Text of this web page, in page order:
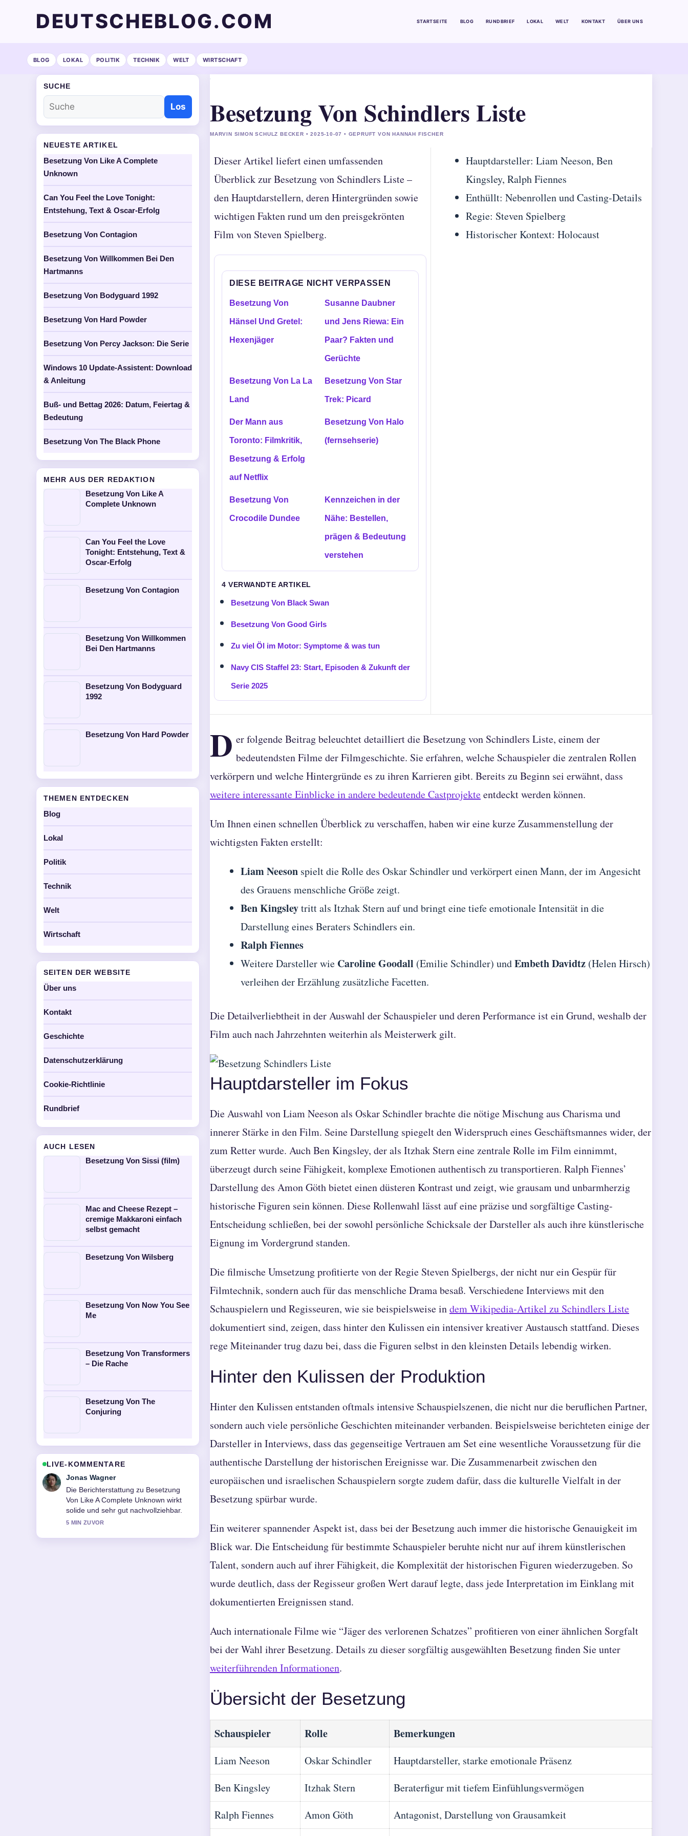
DEUTSCHEBLOG.COM STARTSEITE BLOG RUNDBRIEF LOKAL WELT KONTAKT ÜBER UNS
BLOG LOKAL POLITIK TECHNIK WELT WIRTSCHAFT
Besetzung Von Schindlers Liste
MARVIN SIMON SCHULZ BECKER • 2025-10-07 • GEPRUFT VON HANNAH FISCHER
Dieser Artikel liefert einen umfassenden
Überblick zur Besetzung von Schindlers Liste –
den Hauptdarstellern, deren Hintergründen sowie
wichtigen Fakten rund um den preisgekrönten
Film von Steven Spielberg.
DIESE BEITRAGE NICHT VERPASSEN
Besetzung Von
Hänsel Und Gretel:
Hexenjäger
Susanne Daubner
und Jens Riewa: Ein
Paar? Fakten und
Gerüchte
Besetzung Von La La
Land
Besetzung Von Star
Trek: Picard
Der Mann aus
Toronto: Filmkritik,
Besetzung & Erfolg
auf Netflix
Besetzung Von Halo
(fernsehserie)
Besetzung Von
Crocodile Dundee
Kennzeichen in der
Nähe: Bestellen,
prägen & Bedeutung
verstehen
4 VERWANDTE ARTIKEL
Besetzung Von Black Swan
Besetzung Von Good Girls
Zu viel Öl im Motor: Symptome & was tun
Navy CIS Staffel 23: Start, Episoden & Zukunft der
Serie 2025
Hauptdarsteller: Liam Neeson, Ben
Kingsley, Ralph Fiennes
Enthüllt: Nebenrollen und Casting-Details
Regie: Steven Spielberg
Historischer Kontext: Holocaust
D er folgende Beitrag beleuchtet detailliert die Besetzung von Schindlers Liste, einem der
bedeutendsten Filme der Filmgeschichte. Sie erfahren, welche Schauspieler die zentralen Rollen
verkörpern und welche Hintergründe es zu ihren Karrieren gibt. Bereits zu Beginn sei erwähnt, dass
weitere interessante Einblicke in andere bedeutende Castprojekteentdeckt werden können.
Um Ihnen einen schnellen Überblick zu verschaffen, haben wir eine kurze Zusammenstellung der
wichtigsten Fakten erstellt:
Liam Neeson spielt die Rolle des Oskar Schindler und verkörpert einen Mann, der im Angesicht
des Grauens menschliche Größe zeigt.
Ben Kingsleytritt als Itzhak Stern auf und bringt eine tiefe emotionale Intensität in die
Darstellung eines Beraters Schindlers ein.
Ralph Fiennes
Weitere Darsteller wie Caroline Goodall (Emilie Schindler) undEmbeth Davidtz (Helen Hirsch)
verleihen der Erzählung zusätzliche Facetten.
Die Detailverliebtheit in der Auswahl der Schauspieler und deren Performance ist ein Grund, weshalb der
Film auch nach Jahrzehnten weiterhin als Meisterwerk gilt.
Hauptdarsteller im Fokus
Die Auswahl von Liam Neeson als Oskar Schindler brachte die nötige Mischung aus Charisma und
innerer Stärke in den Film. Seine Darstellung spiegelt den Widerspruch eines Geschäftsmannes wider, der
zum Retter wurde. Auch Ben Kingsley, der als Itzhak Stern eine zentrale Rolle im Film einnimmt,
überzeugt durch seine Fähigkeit, komplexe Emotionen authentisch zu transportieren. Ralph Fiennes’
Darstellung des Amon Göth bietet einen düsteren Kontrast und zeigt, wie grausam und unbarmherzig
historische Figuren sein können. Diese Rollenwahl lässt auf eine präzise und sorgfältige Casting-
Entscheidung schließen, bei der sowohl persönliche Schicksale der Darsteller als auch ihre künstlerische
Eignung im Vordergrund standen.
Die filmische Umsetzung profitierte von der Regie Steven Spielbergs, der nicht nur ein Gespür für
Filmtechnik, sondern auch für das menschliche Drama besaß. Verschiedene Interviews mit den
Schauspielern und Regisseuren, wie sie beispielsweise indem Wikipedia-Artikel zu Schindlers Liste
dokumentiert sind, zeigen, dass hinter den Kulissen ein intensiver kreativer Austausch stattfand. Dieses
rege Miteinander trug dazu bei, dass die Figuren selbst in den kleinsten Details lebendig wirken.
Hinter den Kulissen der Produktion
Hinter den Kulissen entstanden oftmals intensive Schauspielszenen, die nicht nur die beruflichen Partner,
sondern auch viele persönliche Geschichten miteinander verbanden. Beispielsweise berichteten einige der
Darsteller in Interviews, dass das gegenseitige Vertrauen am Set eine wesentliche Voraussetzung für die
authentische Darstellung der historischen Ereignisse war. Die Zusammenarbeit zwischen den
europäischen und israelischen Schauspielern sorgte zudem dafür, dass die kulturelle Vielfalt in der
Besetzung spürbar wurde.
Ein weiterer spannender Aspekt ist, dass bei der Besetzung auch immer die historische Genauigkeit im
Blick war. Die Entscheidung für bestimmte Schauspieler beruhte nicht nur auf ihrem künstlerischen
Talent, sondern auch auf ihrer Fähigkeit, die Komplexität der historischen Figuren wiederzugeben. So
wurde deutlich, dass der Regisseur großen Wert darauf legte, dass jede Interpretation im Einklang mit
dokumentierten Ereignissen stand.
Auch internationale Filme wie “Jäger des verlorenen Schatzes” profitieren von einer ähnlichen Sorgfalt
bei der Wahl ihrer Besetzung. Details zu dieser sorgfältig ausgewählten Besetzung finden Sie unter
weiterführenden Informationen.
Übersicht der Besetzung
Schauspieler Rolle Bemerkungen
Liam Neeson Oskar Schindler
Hauptdarsteller, starke emotionale Präsenz
Ben Kingsley
Itzhak Stern
Beraterfigur mit tiefem Einfühlungsvermögen
Ralph Fiennes
Amon Göth
Antagonist, Darstellung von Grausamkeit
SUCHE
Los
NEUESTE ARTIKEL
Besetzung Von Like A Complete
Unknown
Can You Feel the Love Tonight:
Entstehung, Text & Oscar-Erfolg
Besetzung Von Contagion
Besetzung Von Willkommen Bei Den
Hartmanns
Besetzung Von Bodyguard 1992
Besetzung Von Hard Powder
Besetzung Von Percy Jackson: Die Serie
Windows 10 Update-Assistent: Download
& Anleitung
Buß- und Bettag 2026: Datum, Feiertag &
Bedeutung
Besetzung Von The Black Phone
MEHR AUS DER REDAKTION
Besetzung Von Like A
Complete Unknown
Can You Feel the Love
Tonight: Entstehung, Text &
Oscar-Erfolg
Besetzung Von Contagion
Besetzung Von Willkommen
Bei Den Hartmanns
Besetzung Von Bodyguard
1992
Besetzung Von Hard Powder
THEMEN ENTDECKEN
Blog
Lokal
Politik
Technik
Welt
Wirtschaft
SEITEN DER WEBSITE
Über uns
Kontakt
Geschichte
Datenschutzerklärung
Cookie-Richtlinie
Rundbrief
AUCH LESEN
Besetzung Von Sissi (film)
Mac and Cheese Rezept –
cremige Makkaroni einfach
selbst gemacht
Besetzung Von Wilsberg
Besetzung Von Now You See
Me
Besetzung Von Transformers
– Die Rache
Besetzung Von The
Conjuring
LIVE-KOMMENTARE
Lena Schmidt
Gute Verifikationsarbeit zu Can You
Feel the Love Tonight: Entstehung,....
Mehr Medien sollten so schreiben.
7 MIN ZUVOR